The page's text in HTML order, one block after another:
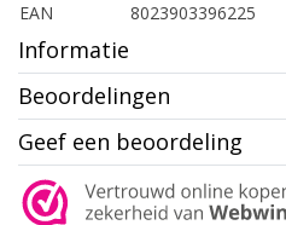
EAN
8023903396225
Informatie
Beoordelingen
Geef een beoordeling